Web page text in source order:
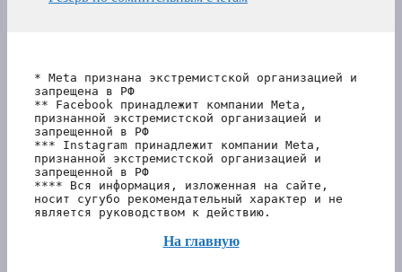
* Meta признана экстремистской организацией и
запрещена в РФ
** Facebook принадлежит компании Meta,
признанной экстремистской организацией и
запрещенной в РФ
*** Instagram принадлежит компании Meta,
признанной экстремистской организацией и
запрещенной в РФ
**** Вся информация, изложенная на сайте,
носит сугубо рекомендательный характер и не
является руководством к действию.
На главную